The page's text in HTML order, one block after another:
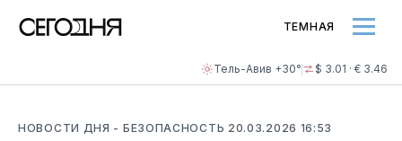
Тель-Авив +30° $ 3.01 · € 3.46
ТЕМНАЯ
НОВОСТИ ДНЯ - БЕЗОПАСНОСТЬ 20.03.2026 16:53